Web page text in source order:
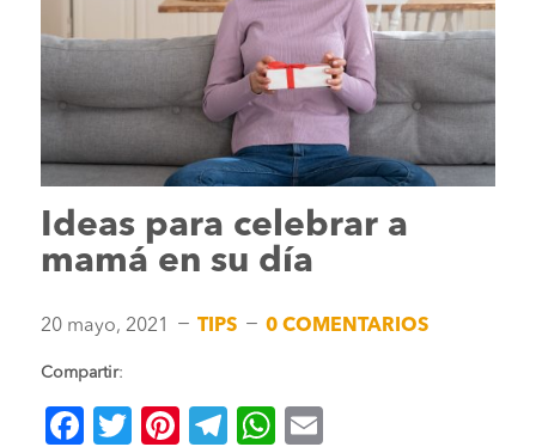
Ideas para celebrar a
mamá en su día
20 mayo, 2021 K TIPS K 0 COMENTARIOS
Compartir:
F
T
Pi
T
W